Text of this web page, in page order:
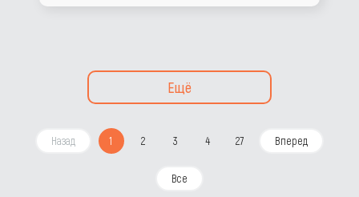
Ещё
Назад 1 2 3 4 27 Вперед
Все